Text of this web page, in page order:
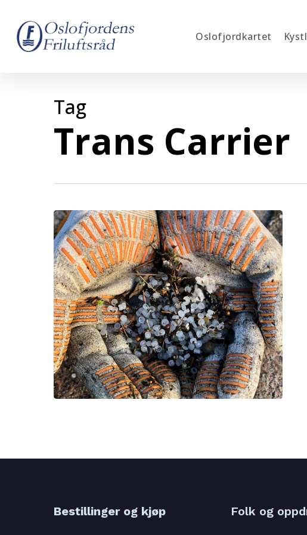
main
content
Oslofjordkartet
Tag
Trans Carrier
Bestillinger og kjøp Folk og